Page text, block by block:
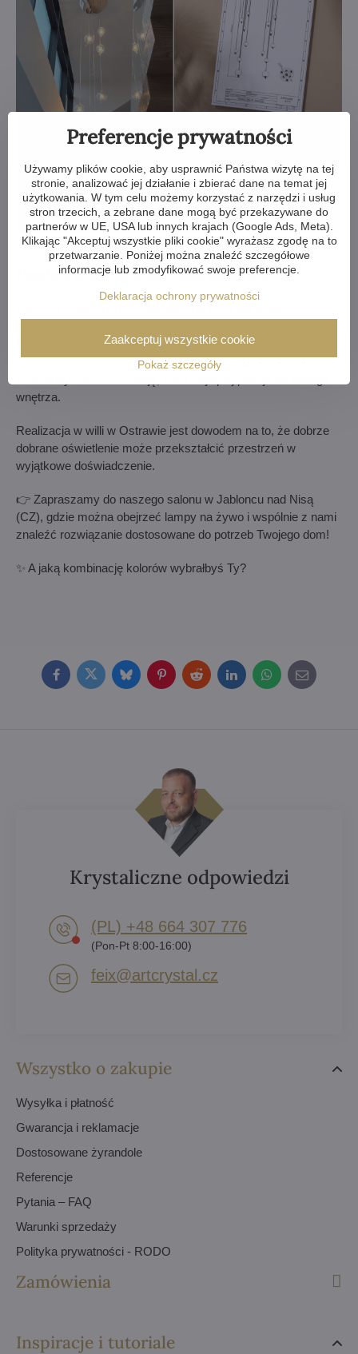
Design według własnego uznania
lub miedzianej – oraz z kryształami wewnętrznymi w kolorze
przezroczystym, niebieskim lub złocistym. Dzięki temu
wnętrza.
Realizacja w willi w Ostrawie jest dowodem na to, że dobrze
dobrane oświetlenie może przekształcić przestrzeń w
wyjątkowe doświadczenie.
👉 Zapraszamy do naszego salonu w Jabloncu nad Nisą
(CZ), gdzie można obejrzeć lampy na żywo i wspólnie z nami
znaleźć rozwiązanie dostosowane do potrzeb Twojego dom!
✨ A jaką kombinację kolorów wybrałbyś Ty?
FacebookTwitterBlueskyPinterestRedditLinkedInWhatsApp
E-
mail
Wszystko o zakupie
Wysyłka i płatność
Gwarancja i reklamacje
Dostosowane żyrandole
Referencje
Pytania – FAQ
Warunki sprzedaży
Polityka prywatności - RODO
Zamówienia
Inspiracje i tutoriale
Krystaliczne odpowiedzi
(PL) +48 664 307 776
(Pon-Pt 8:00-16:00)
feix​@artcrystal​.cz
Preferencje prywatności
Używamy plików cookie, aby usprawnić Państwa wizytę na tej
stronie, analizować jej działanie i zbierać dane na temat jej
użytkowania. W tym celu możemy korzystać z narzędzi i usług
stron trzecich, a zebrane dane mogą być przekazywane do
partnerów w UE, USA lub innych krajach (Google Ads, Meta).
Klikając "Akceptuj wszystkie pliki cookie" wyrażasz zgodę na to
przetwarzanie. Poniżej można znaleźć szczegółowe
informacje lub zmodyfikować swoje preferencje.
Deklaracja ochrony prywatności
Pokaż szczegóły
Zaakceptuj wszystkie cookie